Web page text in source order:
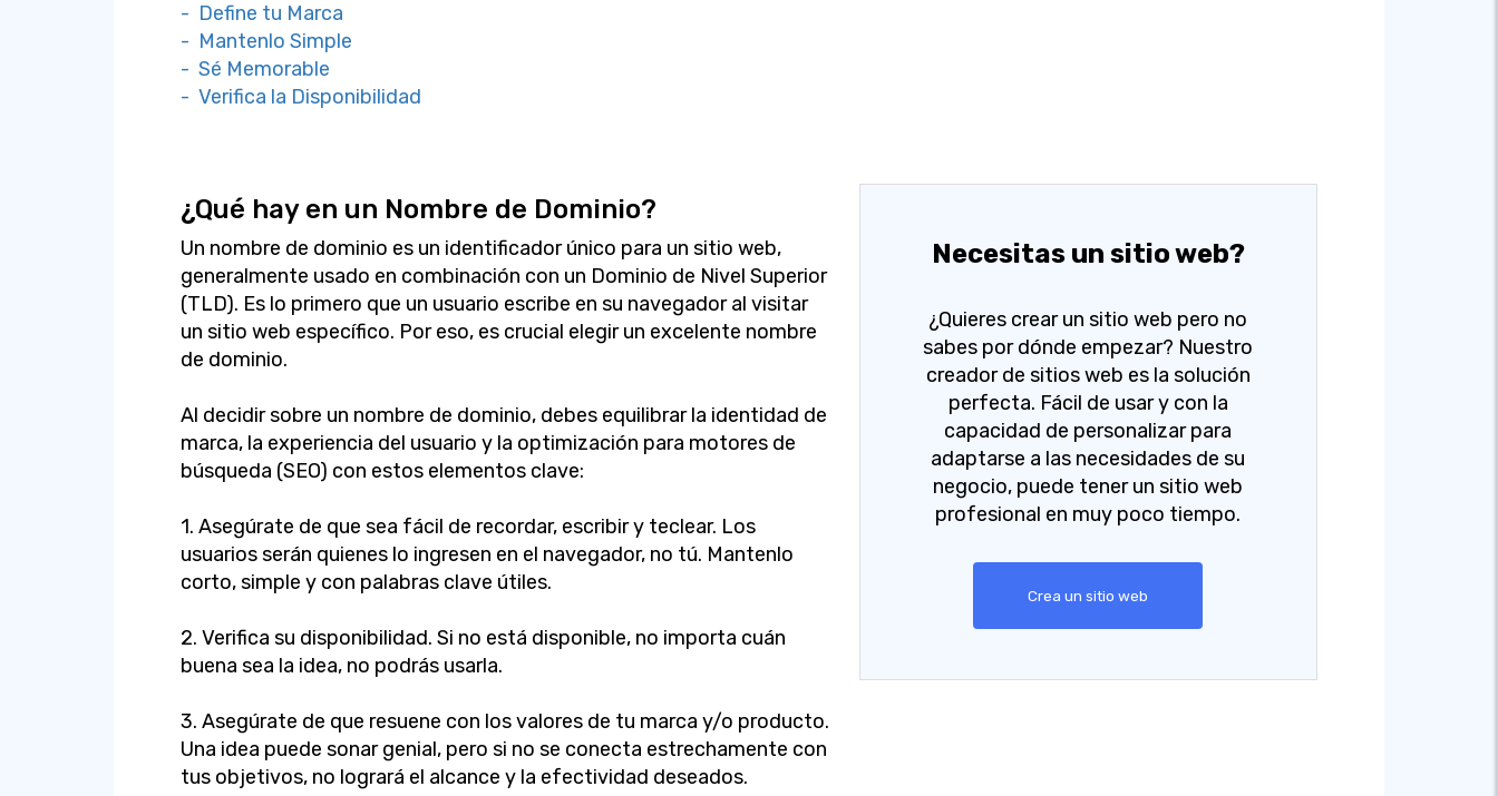
- Define tu Marca
- Mantenlo Simple
- Sé Memorable
- Verifica la Disponibilidad
¿Qué hay en un Nombre de Dominio?
Un nombre de dominio es un identificador único para un sitio web,
generalmente usado en combinación con un Dominio de Nivel Superior
(TLD). Es lo primero que un usuario escribe en su navegador al visitar
un sitio web específico. Por eso, es crucial elegir un excelente nombre
de dominio.
Al decidir sobre un nombre de dominio, debes equilibrar la identidad de
marca, la experiencia del usuario y la optimización para motores de
búsqueda (SEO) con estos elementos clave:
1. Asegúrate de que sea fácil de recordar, escribir y teclear. Los
usuarios serán quienes lo ingresen en el navegador, no tú. Mantenlo
corto, simple y con palabras clave útiles.
2. Verifica su disponibilidad. Si no está disponible, no importa cuán
buena sea la idea, no podrás usarla.
3. Asegúrate de que resuene con los valores de tu marca y/o producto.
Una idea puede sonar genial, pero si no se conecta estrechamente con
tus objetivos, no logrará el alcance y la efectividad deseados.
Necesitas un sitio web?
¿Quieres crear un sitio web pero no
sabes por dónde empezar? Nuestro
creador de sitios web es la solución
perfecta. Fácil de usar y con la
capacidad de personalizar para
adaptarse a las necesidades de su
negocio, puede tener un sitio web
profesional en muy poco tiempo.
Crea un sitio web